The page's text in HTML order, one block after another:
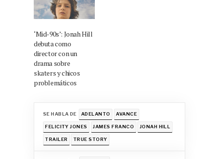
‘Mid-90s’: Jonah Hill
debuta como
director con un
drama sobre
skaters y chicos
problemáticos
SE HABLA DE ADELANTO AVANCE
FELICITY JONES JAMES FRANCO JONAH HILL
TRAILER TRUE STORY